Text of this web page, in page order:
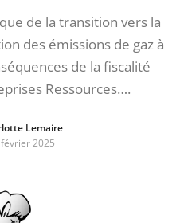
de la transition vers la
des émissions de gaz à
de la fiscalité
Ressources….
Lemaire
2025